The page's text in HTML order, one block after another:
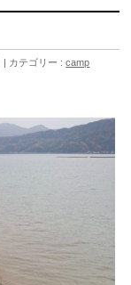
カテゴリー :camp